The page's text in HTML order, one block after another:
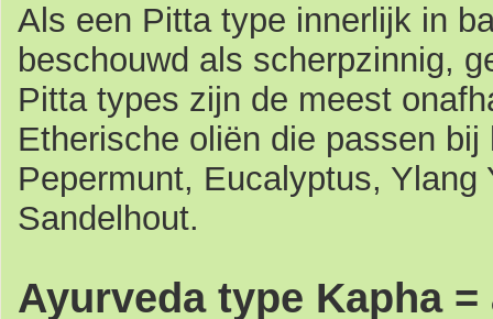
Als een Pitta type innerlijk in
beschouwd als scherpzinnig,
Pitta types zijn de meest
Etherische oliën die passen
Pepermunt, Eucalyptus,
Sandelhout.
Ayurveda type Kapha =